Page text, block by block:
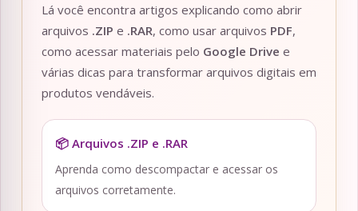
Lá você encontra artigos explicando como abrir
arquivos .ZIP e .RAR, como usar arquivos PDF,
como acessar materiais pelo Google Drive e
várias dicas para transformar arquivos digitais em
produtos vendáveis.
📦 Arquivos .ZIP e .RAR
Aprenda como descompactar e acessar os
arquivos corretamente.